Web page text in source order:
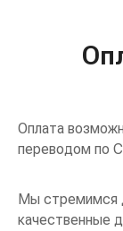
Оплата
переводом по
Мы стремимся
качественные